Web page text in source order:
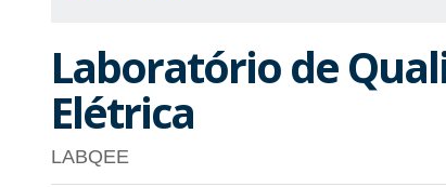
Laboratório de
Elétrica
LABQEE